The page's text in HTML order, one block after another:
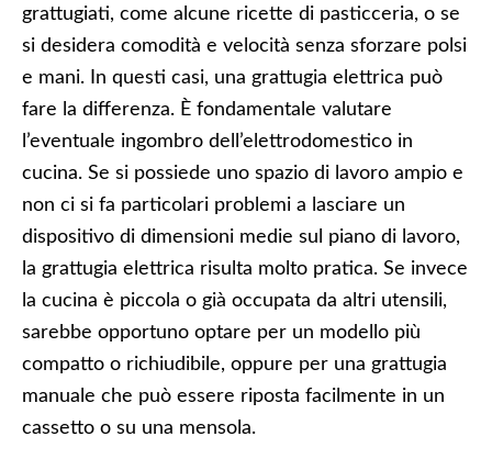
grattugiati, come alcune ricette di pasticceria, o se
si desidera comodità e velocità senza sforzare polsi
e mani. In questi casi, una grattugia elettrica può
fare la differenza. È fondamentale valutare
l’eventuale ingombro dell’elettrodomestico in
cucina. Se si possiede uno spazio di lavoro ampio e
non ci si fa particolari problemi a lasciare un
dispositivo di dimensioni medie sul piano di lavoro,
la grattugia elettrica risulta molto pratica. Se invece
la cucina è piccola o già occupata da altri utensili,
sarebbe opportuno optare per un modello più
compatto o richiudibile, oppure per una grattugia
manuale che può essere riposta facilmente in un
cassetto o su una mensola.